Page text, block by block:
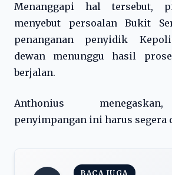
Menanggapi hal tersebut,
menyebut persoalan Bukit
penanganan penyidik
dewan menunggu hasil
berjalan.
Anthonius
penyimpangan ini harus
BACA JUGA